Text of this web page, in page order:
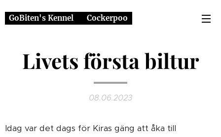
GoBiten's Kennel ❤️ Cockerpoo
Livets första biltur
08.06.2023
Idag var det dags för Kiras gäng att åka till